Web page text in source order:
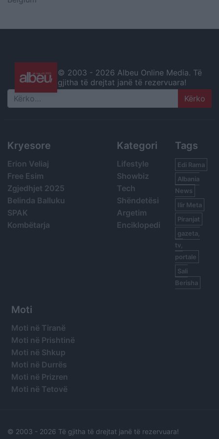
© 2003 - 2026 Albeu Online Media. Të
gjitha të drejtat janë të rezervuara!
Search
Kryesore
Erion Veliaj
Free Esim
Zgjedhjet 2025
Belinda Balluku
SPAK
Kombëtarja
Kategori
Lifestyle
Showbiz
Tech
Shëndetësi
Argetim
Enciklopedi
Tags
Edi Rama
Albania
News
Ilir Meta
Piranjat
gazeta,
tv,
portale
Sali
Berisha
Moti
Moti në Tiranë
Moti në Prishtinë
Moti në Shkup
Moti në Durrës
Moti në Prizren
Moti në Tetovë
© 2003 - 2026 Të gjitha të drejtat janë të rezervuara!